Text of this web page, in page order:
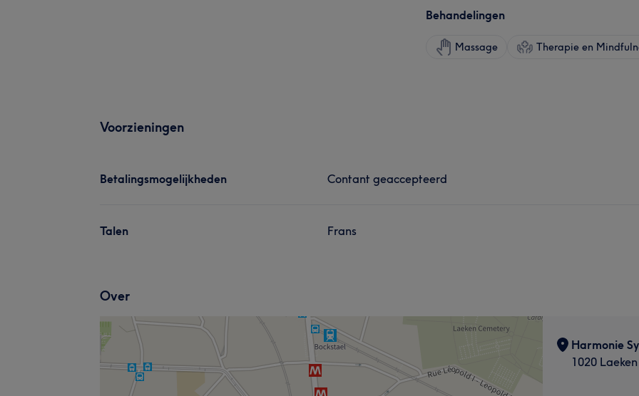
Behandelingen
Massage Therapie en
Voorzieningen
Betalingsmogelijkheden Contant geaccepteerd
Talen Frans
Over
Harmonie
1020 Laeken